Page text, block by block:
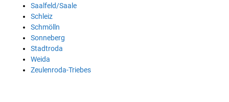
Saalfeld/Saale
Schleiz
Schmölln
Sonneberg
Stadtroda
Weida
Zeulenroda-Triebes